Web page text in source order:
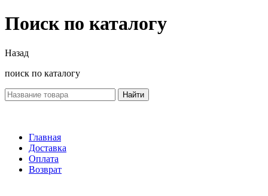
Поиск по каталогу
Назад
поиск по каталогу
Найти
Главная
Доставка
Оплата
Возврат